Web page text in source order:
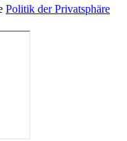
Politik der Privatsphäre